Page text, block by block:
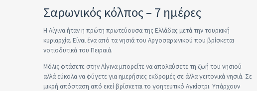
Σαρωνικός κόλπος – 7 ημέρες
Η Αίγινα ήταν η πρώτη πρωτεύουσα της Ελλάδας μετά την τουρκική
κυριαρχία. Είναι ένα από τα νησιά του Αργοσαρωνικού που βρίσκεται
νοτιοδυτικά του Πειραιά.
Μόλις φτάσετε στην Αίγινα μπορείτε να απολαύσετε τη ζωή του νησιού
αλλά εύκολα να φύγετε για ημερήσιες εκδρομές σε άλλα γειτονικά νησιά. Σε
μικρή απόσταση από εκεί βρίσκεται το γοητευτικό Αγκίστρι. Υπάρχουν